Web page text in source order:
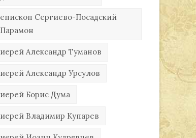
епископ Сергиево-Посадский
Парамон
иерей Александр Туманов
иерей Александр Урсулов
иерей Борис Дума
иерей Владимир Купарев